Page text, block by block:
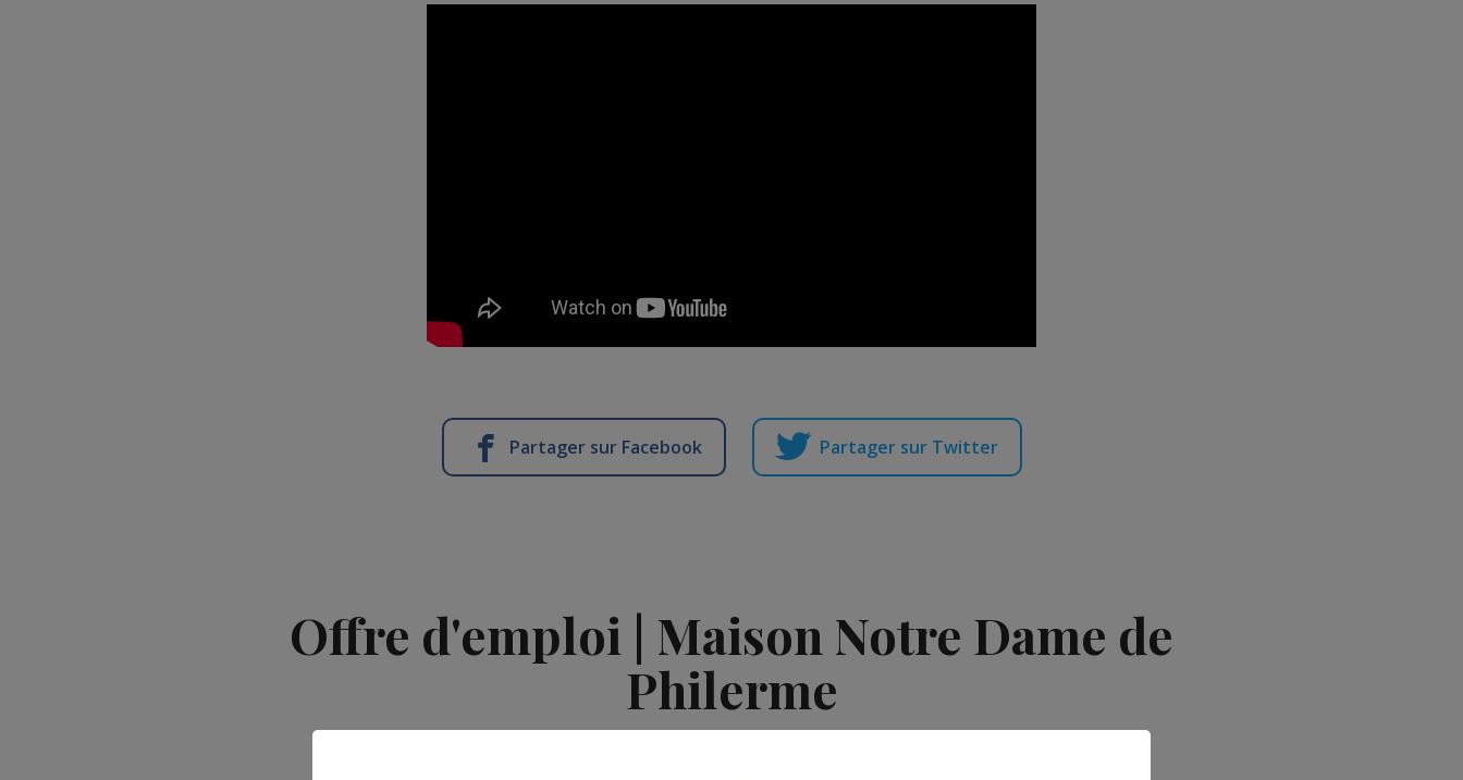
Partager sur Facebook Partager sur Twitter
Offre d'emploi | Maison Notre Dame de
Philerme